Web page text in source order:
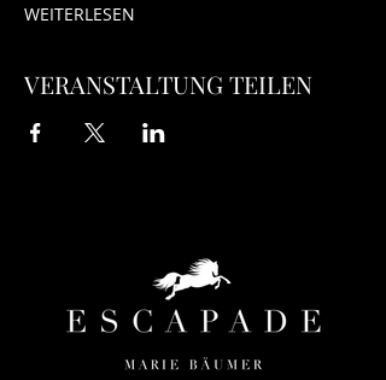
WEITERLESEN
VERANSTALTUNG TEILEN